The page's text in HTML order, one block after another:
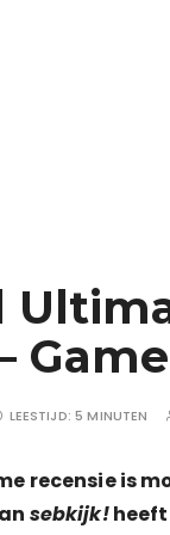
LEESTIJD:5 MINUTEN
recensie is
sebkijk!heeft